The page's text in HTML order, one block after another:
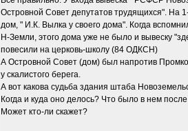
Островной Совет депутатов трудящихся". На
дом, " И.К. Вылка у своего дома". Когда
Н-Земли, этого дома уже не было и вывеску
повесили на церковь-школу (84 ОДКСН)
А Островной Совет (дом) был напротив
у скалистого берега.
А вот какова судьба здания штаба
Когда и куда оно делось? Что было в нем
Может кто-ли скажет?